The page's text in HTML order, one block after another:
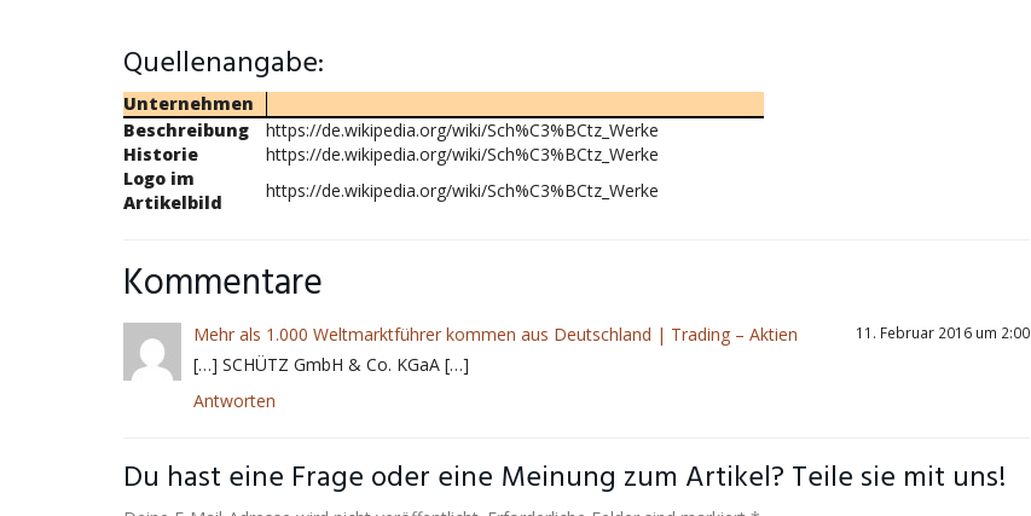
Quellenangabe:
Unternehmen
Beschreibung
https://de.wikipedia.org/wiki/Sch%C3%BCtz_Werke
Historie
https://de.wikipedia.org/wiki/Sch%C3%BCtz_Werke
Logo im
Artikelbild
https://de.wikipedia.org/wiki/Sch%C3%BCtz_Werke
Kommentare
Mehr als 1.000 Weltmarktführer kommen aus Deutschland | Trading – Aktien 11. Februar 2016 um 2:00
[…] SCHÜTZ GmbH & Co. KGaA […]
Antworten
Du hast eine Frage oder eine Meinung zum Artikel? Teile sie mit uns!